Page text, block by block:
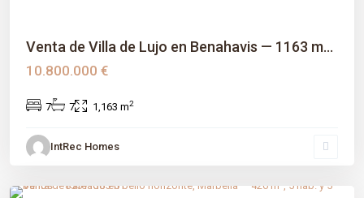
Venta de Villa de Lujo en Benahavis — 1163 m...
10.800.000 €
7 7 1,163 m2
IntRec Homes